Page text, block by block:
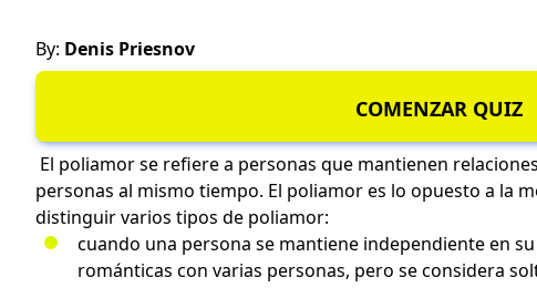
By: Denis Priesnov
COMENZAR QUIZ
El poliamor se refiere a personas que mantienen
personas al mismo tiempo. El poliamor es lo opuesto a la
distinguir varios tipos de poliamor:
cuando una persona se mantiene independienteen
románticas con varias personas, pero se considera